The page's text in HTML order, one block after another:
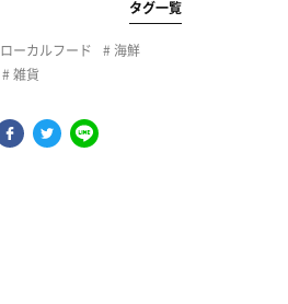
タグ一覧
ローカルフード
海鮮
雑貨